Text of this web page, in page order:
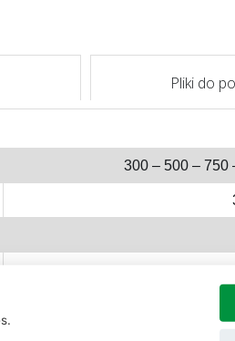
Pliki do
300 – 500 – 750